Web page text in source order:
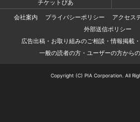
チケットぴあ
会社案内
プライバシーポリシー
アクセス
外部送信ポリシー
広告出稿・お取り組みのご相談・情報掲載
一般の読者の方・ユーザーの方から
Copyright (C) PIA Corporation. All